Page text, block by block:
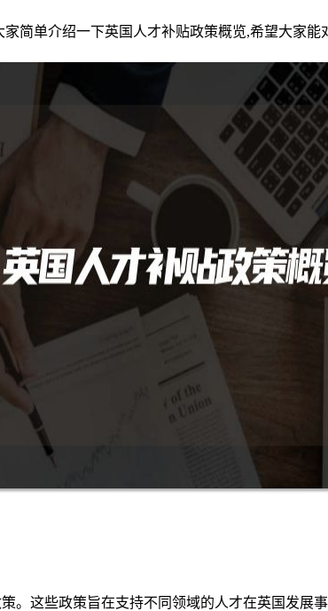
简单介绍一下英国人才补贴政策概览,希望大家
。这些政策旨在支持不同领域的人才在英国发展